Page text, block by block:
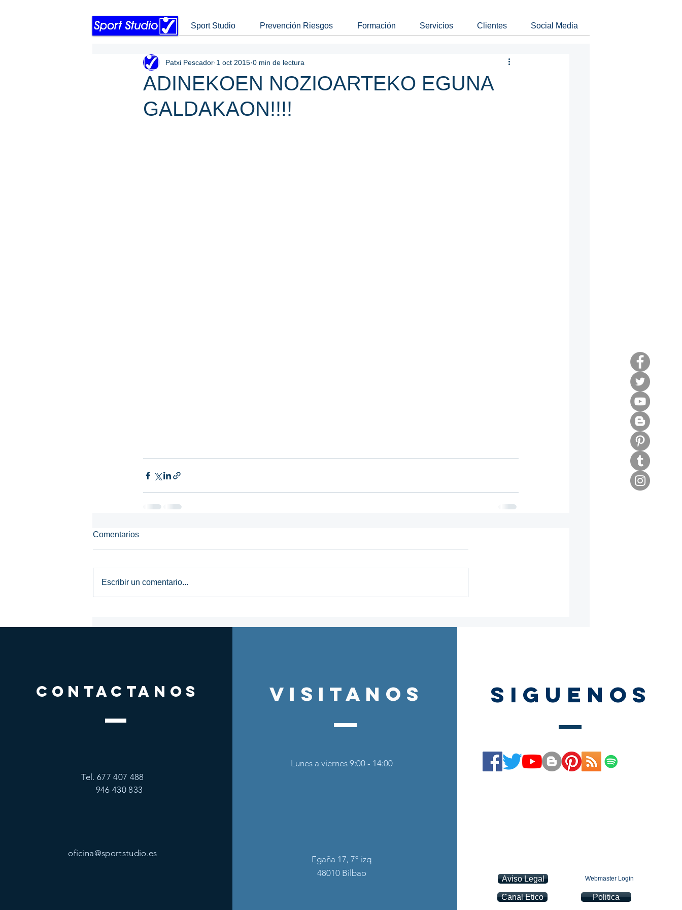
Sport Studio Prevención Riesgos Formación Servicios Clientes Social Media
ADINEKOEN NOZIOARTEKO EGUNA
GALDAKAON!!!!
Patxi Pescador 1 oct 2015 0 min de lectura
Comentarios
Escribir un comentario...
CONTACTANOS
Tel. 677 407 488
946 430 833
oficina@sportstudio.es
visitanos
Lunes a viernes 9:00 - 14:00
Egaña 17, 7º izq
48010 Bilbao
SIGUENOS
Aviso Legal
Canal Etico
Webmaster Login
Politica